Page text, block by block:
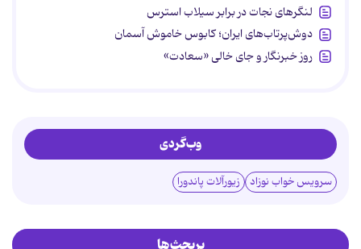
لنگرهای نجات در برابر سیلاب استرس
دوش‌پرتاب‌های ایران؛ کابوس خاموش آسمان
روز خبرنگار و جای خالی «سعادت»
وب‌گردی
سرویس خواب نوزاد زیورآلات پاندورا